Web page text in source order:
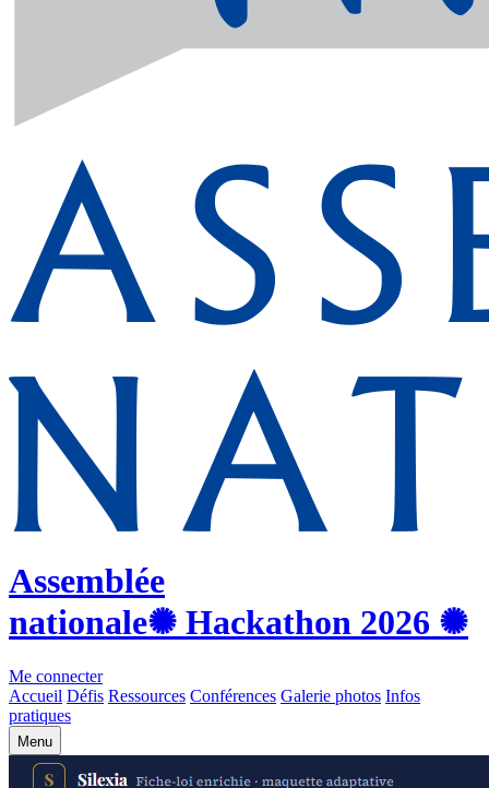
Assemblée
nationale✺ Hackathon 2026 ✺
Me connecter
Accueil Défis Ressources Conférences Galerie photos Infos
pratiques
Menu